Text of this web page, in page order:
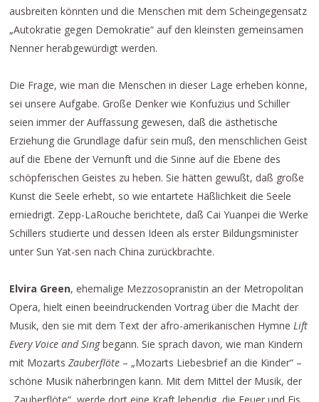
ausbreiten könnten und die Menschen mit dem Scheingegensatz
„Autokratie gegen Demokratie“ auf den kleinsten gemeinsamen
Nenner herabgewürdigt werden.
Die Frage, wie man die Menschen in dieser Lage erheben könne,
sei unsere Aufgabe. Große Denker wie Konfuzius und Schiller
seien immer der Auffassung gewesen, daß die ästhetische
Erziehung die Grundlage dafür sein muß, den menschlichen Geist
auf die Ebene der Vernunft und die Sinne auf die Ebene des
schöpferischen Geistes zu heben. Sie hätten gewußt, daß große
Kunst die Seele erhebt, so wie entartete Häßlichkeit die Seele
erniedrigt. Zepp-LaRouche berichtete, daß Cai Yuanpei die Werke
Schillers studierte und dessen Ideen als erster Bildungsminister
unter Sun Yat-sen nach China zurückbrachte.
Elvira Green, ehemalige Mezzosopranistin an der Metropolitan
Opera, hielt einen beeindruckenden Vortrag über die Macht der
Musik, den sie mit dem Text der afro-amerikanischen Hymne Lift
Every Voice and Singbegann. Sie sprach davon, wie man Kindern
mit MozartsZauberflöte – „Mozarts Liebesbrief an die Kinder“ –
schöne Musik näherbringen kann. Mit dem Mittel der Musik, der
„Zauberflöte“, werde dort eine Kraft lebendig, die Feuer und Eis,